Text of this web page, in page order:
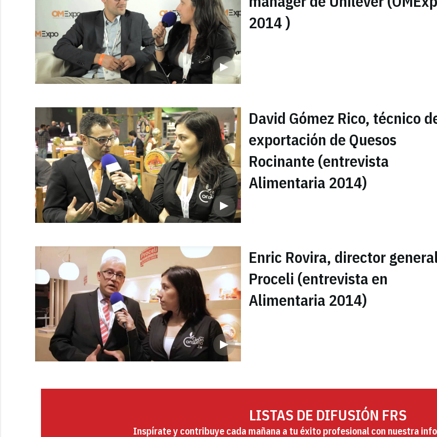
2014 )
David Gómez Rico, técnico
exportación de Quesos
Rocinante (entrevista
Alimentaria 2014)
Enric Rovira, director
Proceli (entrevista en
Alimentaria 2014)
LISTAS DE DIFUSIÓN FRS
Inspírate y contribuye cada mañana a tu éxito profesional con nuestra